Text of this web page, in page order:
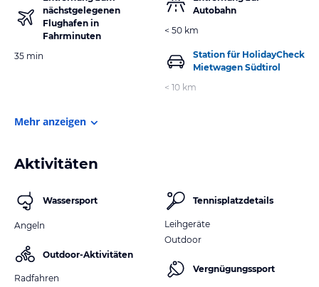
nächstgelegenen
Flughafen in
Fahrminuten
35 min
Autobahn
< 50 km
Station für HolidayCheck
Mietwagen Südtirol
< 10 km
Mehr anzeigen
Aktivitäten
Wassersport
Angeln
Outdoor-Aktivitäten
Radfahren
Tennisplatzdetails
Leihgeräte
Outdoor
Vergnügungssport